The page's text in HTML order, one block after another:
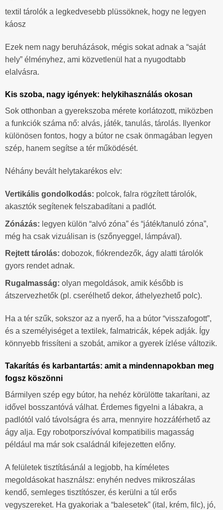
textil tárolók a legkedvesebb plüssöknek, hogy ne legyen
káosz
Ezek nem nagy beruházások, mégis sokat adnak a “saját
hely” élményhez, ami közvetlenül hat a nyugodtabb
elalvásra.
Kis szoba, nagy igények: helykihasználás okosan
Sok otthonban a gyerekszoba mérete korlátozott, miközben
a funkciók száma nő: alvás, játék, tanulás, tárolás. Ilyenkor
különösen fontos, hogy a bútor ne csak önmagában legyen
szép, hanem segítse a tér működését.
Néhány bevált helytakarékos elv:
Vertikális gondolkodás: polcok, falra rögzített tárolók,
akasztók segítenek felszabadítani a padlót.
Zónázás: legyen külön “alvó zóna” és “játék/tanuló zóna”,
még ha csak vizuálisan is (szőnyeggel, lámpával).
Rejtett tárolás: dobozok, fiókrendezők, ágy alatti tárolók
gyors rendet adnak.
Rugalmasság: olyan megoldások, amik később is
átszervezhetők (pl. cserélhető dekor, áthelyezhető polc).
Ha a tér szűk, sokszor az a nyerő, ha a bútor “visszafogott”,
és a személyiséget a textilek, falmatricák, képek adják. Így
könnyebb frissíteni a szobát, amikor a gyerek ízlése változik.
Takarítás és karbantartás: amit a mindennapokban meg
fogsz köszönni
Bármilyen szép egy bútor, ha nehéz körülötte takarítani, az
idővel bosszantóvá válhat. Érdemes figyelni a lábakra, a
padlótól való távolságra és arra, mennyire hozzáférhető az
ágy alja. Egy robotporszívóval kompatibilis magasság
például ma már sok családnál kifejezetten előny.
A felületek tisztításánál a legjobb, ha kíméletes
megoldásokat használsz: enyhén nedves mikroszálas
kendő, semleges tisztítószer, és kerülni a túl erős
vegyszereket. Ha gyakoriak a “balesetek” (ital, krém, filc), jó,